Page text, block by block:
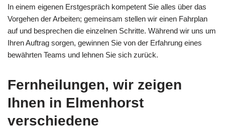
In einem eigenen Erstgespräch kompetent Sie alles über das
Vorgehen der Arbeiten; gemeinsam stellen wir einen Fahrplan
auf und besprechen die einzelnen Schritte. Während wir uns um
Ihren Auftrag sorgen, gewinnen Sie von der Erfahrung eines
bewährten Teams und lehnen Sie sich zurück.
Fernheilungen, wir zeigen
Ihnen in Elmenhorst
verschiedene